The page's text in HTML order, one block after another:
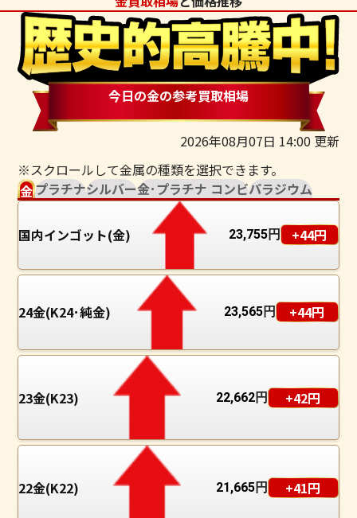
今日の金の参考買取相場
2026年08月07日 14:00 更新
※スクロールして金属の種類を選択できます。
金プラチナシルバー金･プラチナ コンビパラジウム
国内インゴット(金) 23,755円 +44円
24金(K24･純金) 23,565円 +44円
23金(K23) 22,662円 +42円
22金(K22) 21,665円 +41円